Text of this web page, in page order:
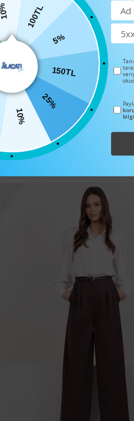
BENZER
10% 100TL
5%
150TL
25%
10%